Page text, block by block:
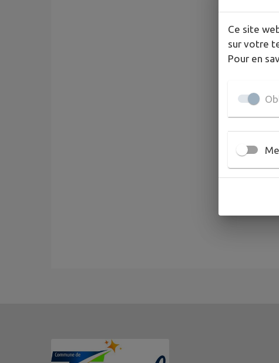
Ce site
sur votre
Pour en